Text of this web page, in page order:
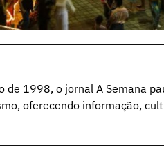
de 1998, o jornal A Semana
oferecendo informação,